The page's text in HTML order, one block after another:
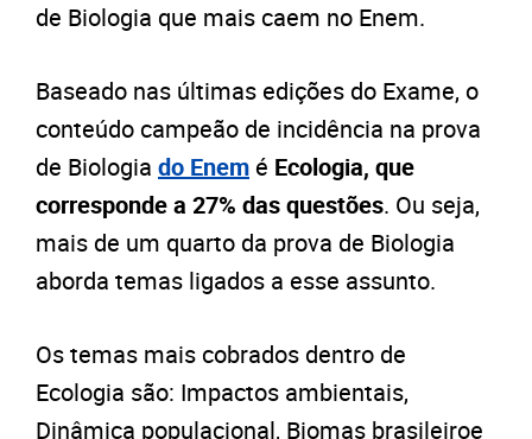
de Biologia que mais caem no Enem.
Baseado nas últimas edições do Exame, o
conteúdo campeão de incidência na prova
de Biologia do Enem é Ecologia, que
corresponde a 27% das questões. Ou seja,
mais de um quarto da prova de Biologia
aborda temas ligados a esse assunto.
Os temas mais cobrados dentro de
Ecologia são: Impactos ambientais,
Dinâmica populacional, Biomas brasileiroe